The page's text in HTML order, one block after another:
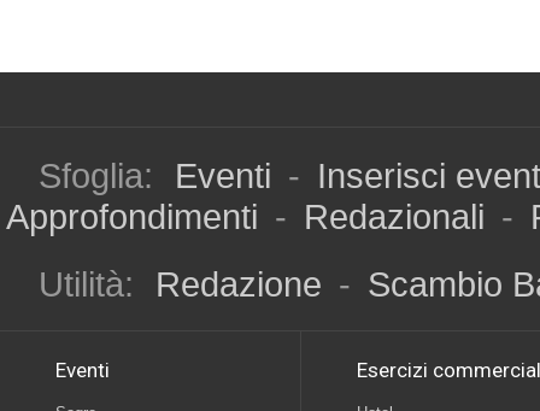
Sfoglia: Eventi - Inserisci
Approfondimenti - Redazionali -
Utilità:
Redazione - Scambio
Eventi Esercizi